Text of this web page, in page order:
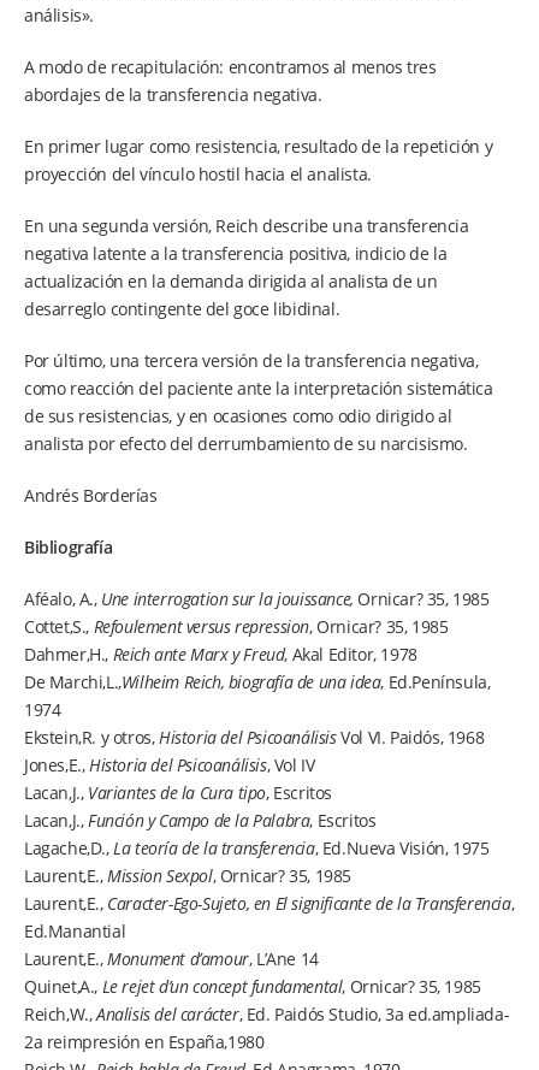
análisis».
A modo de recapitulación: encontramos al menos tres
abordajes de la transferencia negativa.
En primer lugar como resistencia, resultado de la repetición y
proyección del vínculo hostil hacia el analista.
En una segunda versión, Reich describe una transferencia
negativa latente a la transferencia positiva, indicio de la
actualización en la demanda dirigida al analista de un
desarreglo contingente del goce libidinal.
Por último, una tercera versión de la transferencia negativa,
como reacción del paciente ante la interpretación sistemática
de sus resistencias, y en ocasiones como odio dirigido al
analista por efecto del derrumbamiento de su narcisismo.
Andrés Borderías
Bibliografía
Aféalo, A., Une interrogation sur la jouissance, Ornicar? 35, 1985
Cottet,S., Refoulement versus repression, Ornicar? 35, 1985
Dahmer,H., Reich ante Marx y Freud, Akal Editor, 1978
De Marchi,L.,Wilheim Reich, biografía de una idea, Ed.Península,
1974
Ekstein,R. y otros,Historia del PsicoanálisisVol VI. Paidós, 1968
Jones,E.,Historia del Psicoanálisis, Vol IV
Lacan,J., Variantes de la Cura tipo, Escritos
Lacan,J.,Función y Campo de la Palabra, Escritos
Lagache,D.,La teoría de la transferencia, Ed.Nueva Visión, 1975
Laurent,E.,Mission Sexpol, Ornicar? 35, 1985
Laurent,E., Caracter-Ego-Sujeto, en El significante de la Transferencia,
Ed.Manantial
Laurent,E.,Monument d’amour, L’Ane 14
Quinet,A., Le rejet d’un concept fundamental, Ornicar? 35, 1985
Reich,W.,Analisis del carácter, Ed. Paidós Studio, 3a ed.ampliada-
2a reimpresión en España,1980